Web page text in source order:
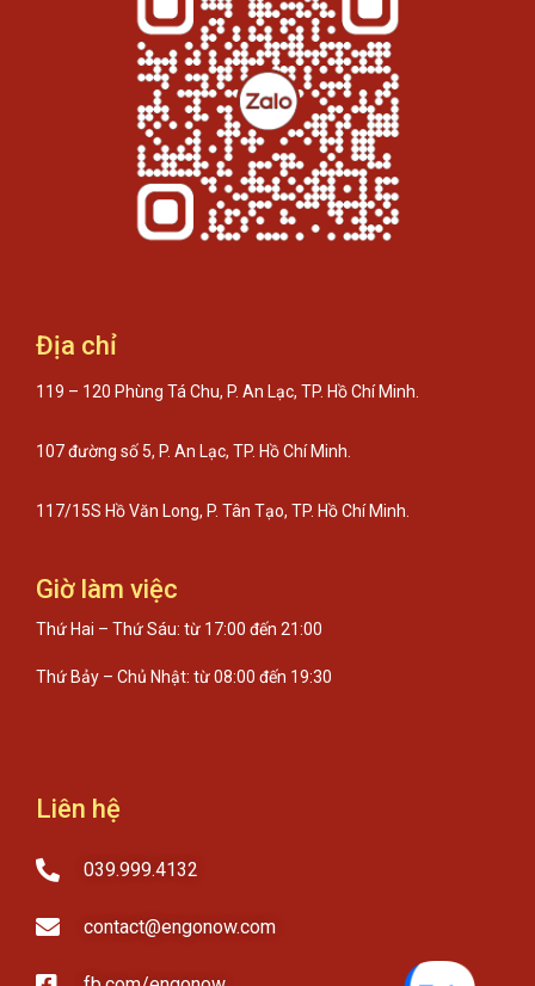
Địa chỉ
119 – 120 Phùng Tá Chu, P. An Lạc, TP. Hồ Chí Minh.
107 đường số 5, P. An Lạc, TP. Hồ Chí Minh.
117/15S Hồ Văn Long, P. Tân Tạo, TP. Hồ Chí Minh.
Giờ làm việc
Thứ Hai – Thứ Sáu: từ 17:00 đến 21:00
Thứ Bảy – Chủ Nhật: từ 08:00 đến 19:30
Liên hệ
039.999.4132
contact@engonow.com